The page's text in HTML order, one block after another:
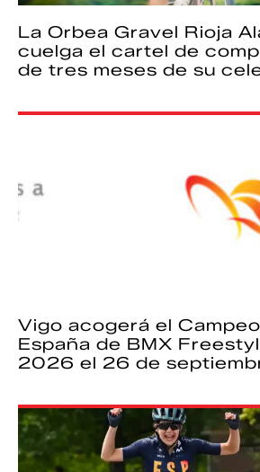
La Orbea Gravel Rioja
cuelga el cartel de
de tres meses de su
Vigo acogerá el
España de BMX
2026 el 26 de